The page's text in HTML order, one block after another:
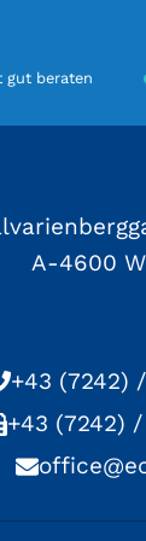
gut beraten
A-4600
+43 (7242)
+43 (7242)